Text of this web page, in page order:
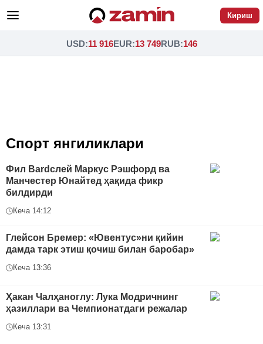
Кириш
USD:11 916EUR:13 749RUB:146
Спорт янгиликлари
Фил Bardслей Маркус Рэшфорд ва
Манчестер Юнайтед ҳақида фикр
билдирди
Кеча 14:12
Глейсон Бремер: «Ювентус»ни қийин
дамда тарк этиш қочиш билан баробар»
Кеча 13:36
Ҳакан Чалҳаноглу: Лука Модричнинг
ҳазиллари ва Чемпионатдаги режалар
Кеча 13:31